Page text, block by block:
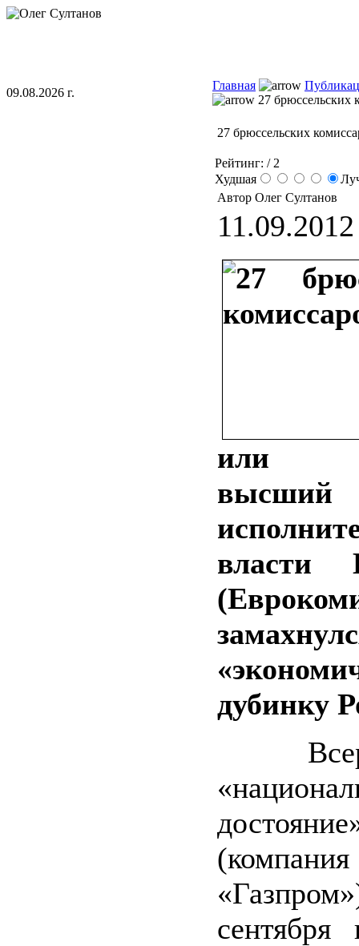
09.08.2026 г.
Главная
27 брюссельских
27 брюссельских
Рейтинг: / 2
Худшая
Автор Олег Султанов
11.09.2012
или
власти
дубинку
(компания
сентября